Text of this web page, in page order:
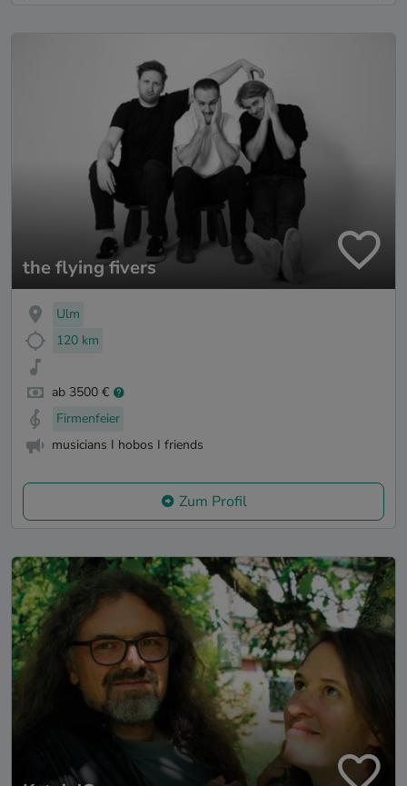
the flying fivers
Ulm
120 km
ab 3500 €
Firmenfeier
musicians I hobos I friends
Zum Profil